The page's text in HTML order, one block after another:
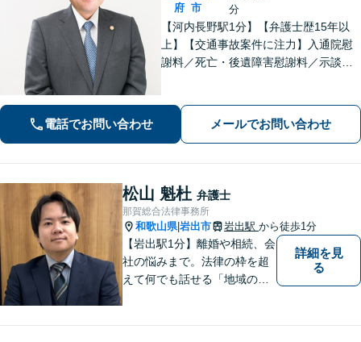
府 市
分
【河内長野駅1分】【弁護士歴15年以
上】【交通事故案件に注力】入通院慰
謝料／死亡・後遺障害慰謝料／示談な
回無料でご相談をお聞きしています
電話でお問い合わせ メールでお問い合わせ
松山 魁杜 弁護士
那賀総合法律事務所
和歌山県|岩出市 岩出駅 から徒歩1分
【岩出駅1分】離婚や相続、会
社の悩みまで。法律の枠を超
えて何でも話せる「地域のか
詳細を見
る